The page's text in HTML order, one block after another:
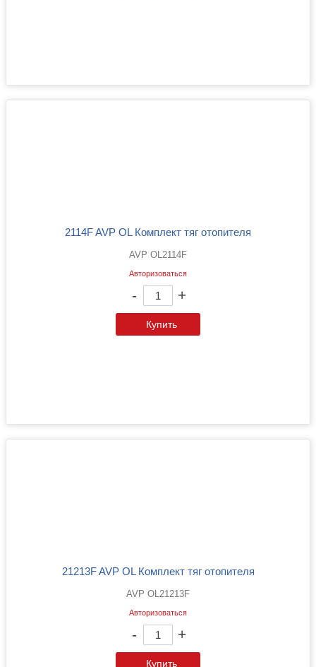
2114F AVP OL Комплект тяг отопителя
AVP OL2114F
Авторизоваться
- +
Купить
21213F AVP OL Комплект тяг отопителя
AVP OL21213F
Авторизоваться
- +
Купить